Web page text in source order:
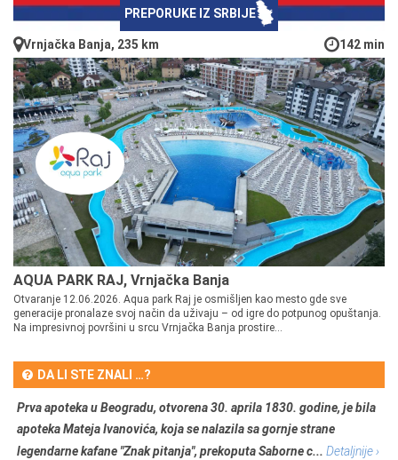
PREPORUKE IZ SRBIJE
Vrnjačka Banja, 235 km 142 min
AQUA PARK RAJ, Vrnjačka Banja
Otvaranje 12.06.2026. Aqua park Raj je osmišljen kao mesto gde sve
generacije pronalaze svoj način da uživaju – od igre do potpunog opuštanja.
Na impresivnoj površini u srcu Vrnjačka Banja prostire...
DA LI STE ZNALI …?
Prva apoteka u Beogradu, otvorena 30. aprila 1830. godine, je bila
apoteka Mateja Ivanovića, koja se nalazila sa gornje strane
legendarne kafane "Znak pitanja", prekoputa Saborne c... Detaljnije ›